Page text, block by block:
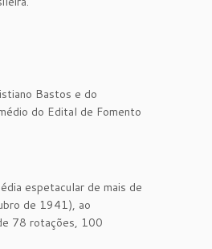
Bastos e do
do Edital de Fomento
espetacular de mais de
de 1941), ao
78 rotações, 100